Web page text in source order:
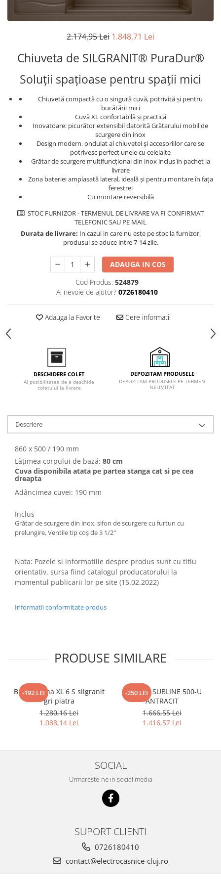
Cuptoare cu microunde
Hote
Cu montare pe perete
Hote cu montare pe colt
Hote tip insula
Incorporate
Masini de spalat vase
Partial incorporabile
Plite
Ceramica
Gaz
Inductie
Plite cu hota integrata
Masini de spalat rufe cu uscator
(adancime 40-47 cm)
Vitrine frigorifice si minibaruri
Pachete chiuvete si baterii
2.174,95 Lei 1.848,71 Lei
Chiuveta de SILGRANIT® PuraDur®
Soluții spațioase pentru spații mici
Chiuvetă compactă cu o singură cuvă, potrivită și pentru
bucătării mici
Cuvă XL confortabilă și practică
Inovatoare: picurător extensibil datorită Grătarului mobil de
scurgere din inox
Design modern, ondulat al chiuvetei și accesoriilor care se
potrivesc perfect unele cu celelalte
Grătar de scurgere multifuncțional din inox inclus în pachet la
livrare
Zona bateriei amplasată lateral, ideală și pentru montare în fața
ferestrei
Cu montare reversibilă
STOC FURNIZOR - TERMENUL DE LIVRARE VA FI CONFIRMAT
TELEFONIC SAU PE MAIL
Durata de livrare: In cazul in care nu este pe stoc la furnizor,
produsul se aduce intre 7-14 zile.
ADAUGA IN COS
Cod Produs: 524879
Ai nevoie de ajutor? 0726180410
Adauga la Favorite Cere informatii
DESCHIDERE COLET
Ai posibilitatea de a deschide
coletului la livrare
DEPOZITAM PRODUSELE
DEPOZITAM PRODUSELE PE TERMEN
NELIMITAT
Descriere
860 x 500 / 190 mm
Lățimea corpului de bază: 80 cm
Cuva disponibila atata pe partea stanga cat si pe cea
dreapta
Adâncimea cuvei: 190 mm
Inclus
Grătar de scurgere din inox, sifon de scurgere cu furtun cu
prelungire, Ventile tip coș de 3 1/2''
Nota: Pozele si informatiile despre produs sunt cu titlu
orientativ, sursa fiind catalogul producatorului la
momentul publicarii lor pe site (15.02.2022)
Informatii conformitate produs
PRODUSE SIMILARE
-192 LEI
Blanco Sona XL 6 S silgranit
gri piatra
1.280,16 Lei
1.088,14 Lei
-250 LEI
BLANCO SUBLINE 500-U
ANTRACIT
1.666,55 Lei
1.416,57 Lei
SOCIAL
Urmareste-ne in social media
SUPORT CLIENTI
0726180410
contact@electrocasnice-cluj.ro